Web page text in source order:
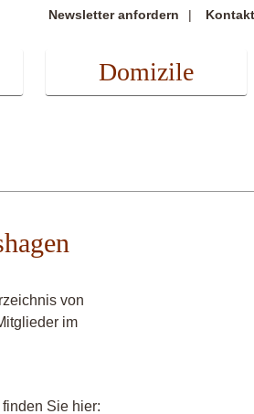
Newsletter anfordern Kontakt
Domizile
von
im
Sie hier: